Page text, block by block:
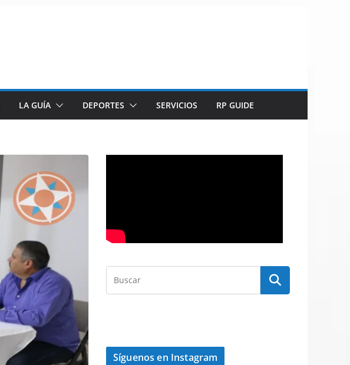
LA GUÍA DEPORTES SERVICIOS RP GUIDE
Síguenos en Instagram